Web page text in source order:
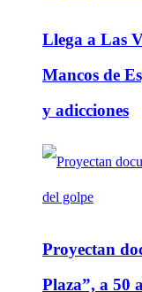
Llega a Las
Mancos de
y adicciones
Proyectan
Plaza”, a 50